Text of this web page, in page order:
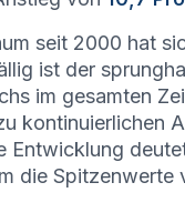
seit 2000 hat
ist der
im gesamten
kontinuierlichen
Entwicklung
die